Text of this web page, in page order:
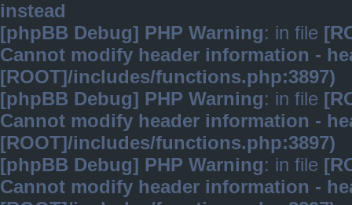
instead
[phpBB Debug] PHP Warning: in file
Cannot modify header information -
[ROOT]/includes/functions.php:3897)
[phpBB Debug] PHP Warning: in file
Cannot modify header information -
[ROOT]/includes/functions.php:3897)
[phpBB Debug] PHP Warning: in file
Cannot modify header information -